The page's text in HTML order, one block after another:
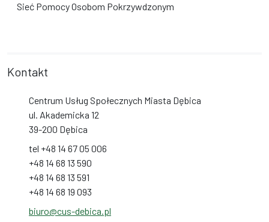
Sieć Pomocy Osobom Pokrzywdzonym
Kontakt
Centrum Usług Społecznych Miasta Dębica
ul. Akademicka 12
39-200 Dębica
tel +48 14 67 05 006
+48 14 68 13 590
+48 14 68 13 591
+48 14 68 19 093
biuro@cus-debica.pl